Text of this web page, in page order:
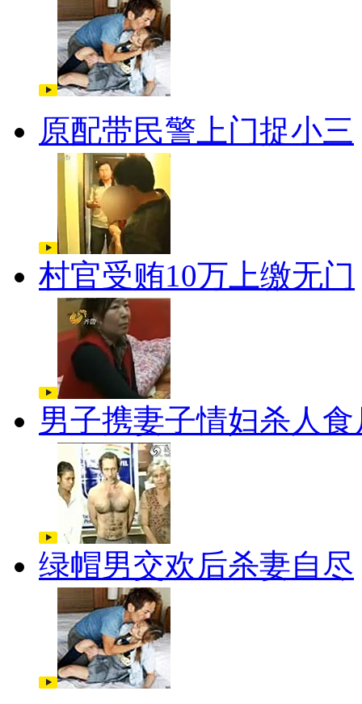
原配带民警上门捉小三
村官受贿10万上缴无门
男子携妻子情妇杀人食
绿帽男交欢后杀妻自尽